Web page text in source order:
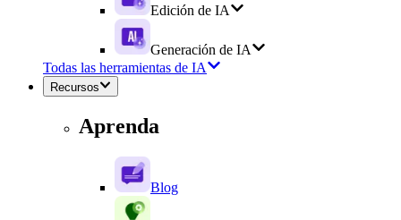
Edición de IA
Generación de IA
Todas las herramientas de IA
Recursos
Aprenda
Blog